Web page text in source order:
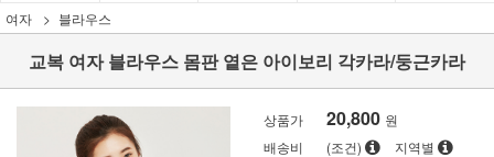
여자 블라우스
교복 여자 블라우스 몸판 옅은 아이보리 각카라/둥근카라
상품가 20,800 원
배송비
(조건) 지역별